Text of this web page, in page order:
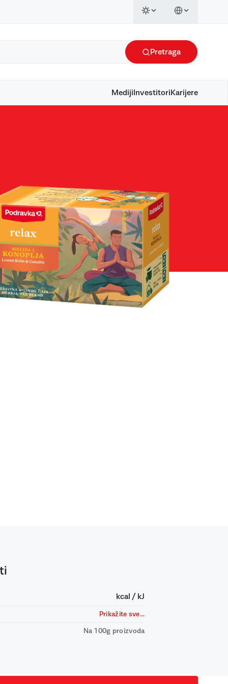
Pretraga
Mediji Investitori Karijere
kcal / kJ
Prikažite sve...
Na 100g proizvoda